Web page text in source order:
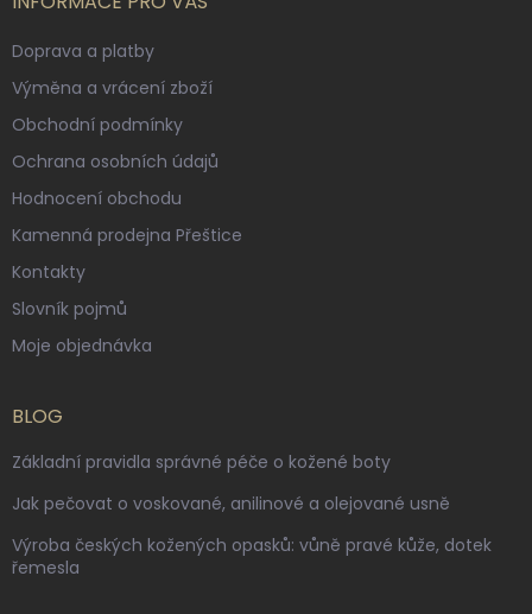
Doprava a platby
Výměna a vrácení zboží
Obchodní podmínky
Ochrana osobních údajů
Hodnocení obchodu
Kamenná prodejna Přeštice
Kontakty
Slovník pojmů
Moje objednávka
BLOG
Základní pravidla správné péče o kožené boty
Jak pečovat o voskované, anilinové a olejované usně
Výroba českých kožených opasků: vůně pravé kůže, dotek
řemesla